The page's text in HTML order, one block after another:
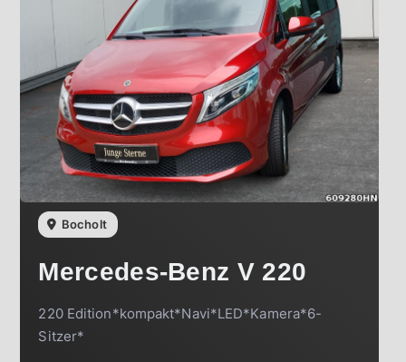
Bocholt
Mercedes-Benz V 220
220 Edition*kompakt*Navi*LED*Kamera*6-
Sitzer*